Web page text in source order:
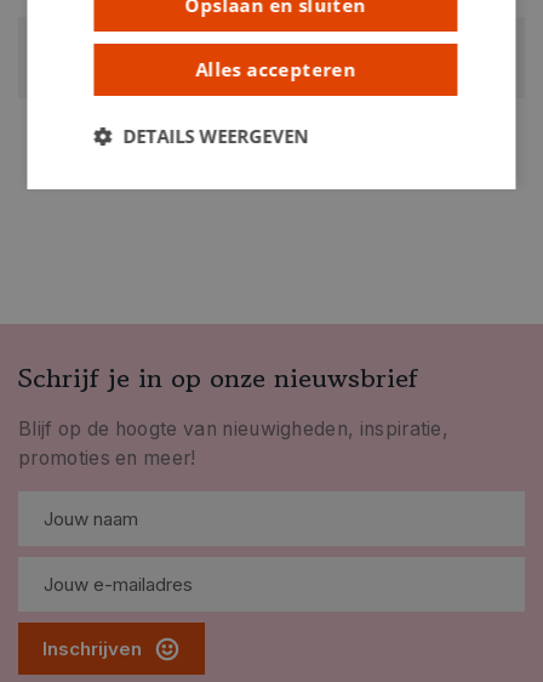
ARTIKELNUMMER
Schrijf je in op onze nieuwsbrief
Blijf op de hoogte van nieuwigheden, inspiratie,
promoties en meer!
Inschrijven
Opslaan en sluiten
Alles accepteren
DETAILS WEERGEVEN